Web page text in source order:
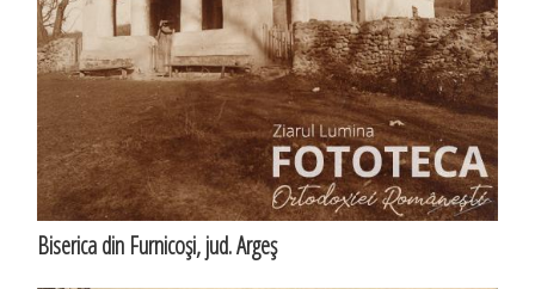
Biserica din Furnicoşi, jud. Argeş